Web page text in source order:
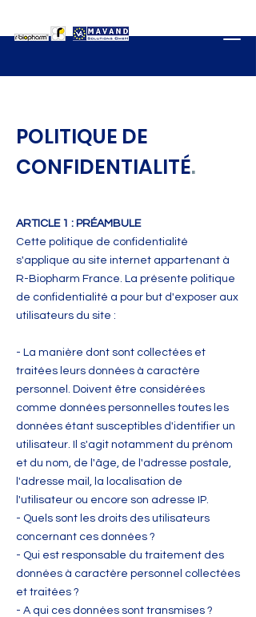
POLITIQUE DE
CONFIDENTIALITÉ.
ARTICLE 1 : PRÉAMBULE
Cette politique de confidentialité
s'applique au site internet appartenant à
R-Biopharm France. La présente politique
de confidentialité a pour but d'exposer aux
utilisateurs du site :
- La manière dont sont collectées et
traitées leurs données à caractère
personnel. Doivent être considérées
comme données personnelles toutes les
données étant susceptibles d'identifier un
utilisateur. Il s'agit notamment du prénom
et du nom, de l'âge, de l'adresse postale,
l'adresse mail, la localisation de
l'utilisateur ou encore son adresse IP.
- Quels sont les droits des utilisateurs
concernant ces données ?
- Qui est responsable du traitement des
données à caractère personnel collectées
et traitées ?
- A qui ces données sont transmises ?